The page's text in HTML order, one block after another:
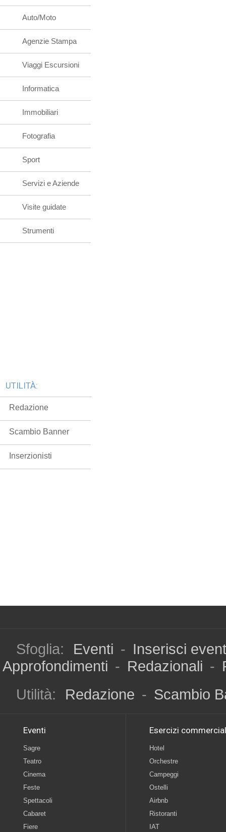
Auto/Moto
Agenzie Stampa
Viaggi Escursioni
Informatica
Immobiliari
Fotografia
Sport
Servizi e Aziende
Visite guidate
Strumenti
UTILITÀ:
Redazione
Scambio Banner
Inserzionisti
Sfoglia: Eventi - Inserisci
Approfondimenti - Redazionali -
Utilità:
Redazione - Scambio
Eventi
Sagre
Teatro
Cinema
Feste
Spettacoli
Cabaret
Fiere
Esercizi
Hotel
Orchestre
Campeggi
Ostelli
Airbnb
Ristoranti
IAT